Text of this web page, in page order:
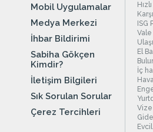
Mobil Uygulamalar
Medya Merkezi
İhbar Bildirimi
Sabiha Gökçen
Kimdir?
İletişim Bilgileri
Sık Sorulan Sorular
Çerez Tercihleri
ISG
El
İç